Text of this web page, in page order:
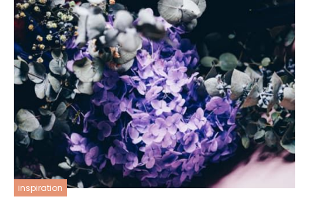
inspiration